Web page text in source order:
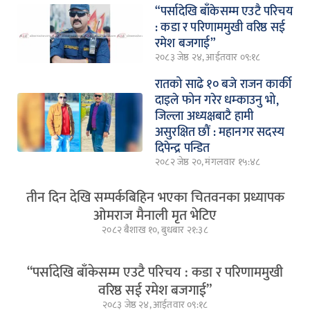
“पर्सादेखि बाँकेसम्म एउटै परिचय
: कडा र परिणाममुखी वरिष्ठ सई
रमेश बजगाई”
२०८३ जेष्ठ २४, आईतवार ०९:१८
रातको साढे १० बजे राजन कार्की
दाइले फोन गरेर धम्काउनु भो,
जिल्ला अध्यक्षबाटै हामी
असुरक्षित छौं : महानगर सदस्य
दिपेन्द्र पन्डित
२०८२ जेष्ठ २०, मंगलवार १५:४८
तीन दिन देखि सम्पर्कबिहिन भएका चितवनका प्रध्यापक
ओमराज मैनाली मृत भेटिए
२०८२ बैशाख १०, बुधबार २१:३८
“पर्सादेखि बाँकेसम्म एउटै परिचय : कडा र परिणाममुखी
वरिष्ठ सई रमेश बजगाई”
२०८३ जेष्ठ २४, आईतवार ०९:१८